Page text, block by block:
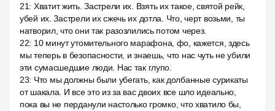
21: Хватит жить. Застрели их. Взять их такое, святой рейк,
убей их. Застрели их сжечь их дотла. Что, черт возьми, ты
натворил, что они так разозлились потом через.
22: 10 минут утомительного марафона, фо, кажется, здесь
мы теперь в безопасности, и знаешь, что нас чуть не убили
эти сумасшедшие люди. Нас так глупо.
23: Что мы должны были убегать, как долбанные сурикаты
от шакала. И все это из за вас двоих все шло идеально,
пока вы не перданули настолько громко, что хватило бы,